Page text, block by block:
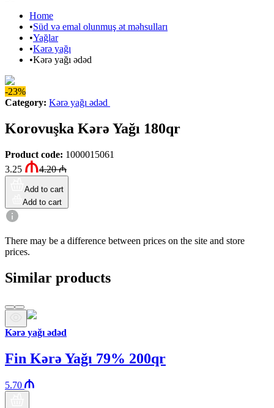
Home
•Süd və emal olunmuş ət məhsulları
•Yağlar
•Kərə yağı
•Kərə yağı ədəd
-23%
Category: Kərə yağı ədəd
Korovuşka Kərə Yağı 180qr
Product code: 1000015061
3.25
4.20₼
Add to cart
Add to cart
There may be a difference between prices on the site and store
prices.
Similar products
Kərə yağı ədəd
Fin Kərə Yağı 79% 200qr
5.70